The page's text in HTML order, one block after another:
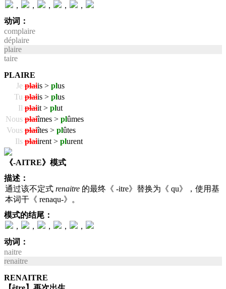
，
， ， ，
，
动词：
complaire
déplaire
plaire
taire
PLAIRE
Je plaiis > plus
Tu plaiis > plus
Il plaiit > plut
Nous plaiîmes > plûmes
Vous plaiîtes > plûtes
Ils plaiirent > plurent
《-AITRE》模式
描述：
通过该不定式 renaitre 的最终《 -itre》替换为《 qu》，使用基
本词干《 renaqu-》。
模式的结尾：
，
， ， ，
，
动词：
naitre
renaitre
RENAITRE